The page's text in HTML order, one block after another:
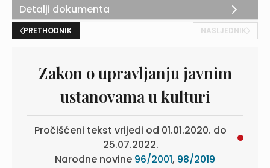
PRETHODNIK NASLJEDNIK
Zakon o upravljanju javnim
ustanovama u kulturi
Pročišćeni tekst vrijedi od 01.01.2020. do
25.07.2022.
Narodne novine 96/2001, 98/2019
Detalji dokumenta